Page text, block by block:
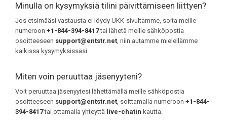
Minulla on kysymyksiä tilini päivittämiseen liittyen?
Jos etsimääsi vastausta ei löydy UKK-sivultamme, soita meille
numeroon +1-844-394-8417tai lähetä meille sähköpostia
osoitteeseen support@entstr.net, niin autamme mielellämme
kaikissa kysymyksissäsi.
Miten voin peruuttaa jäsenyyteni?
Voit peruuttaa jäsenyytesi lähettämällä meille sähköpostia
osoitteeseen support@entstr.net, soittamalla numeroon +1-844-
394-8417tai ottamalla yhteyttä live-chatin kautta.